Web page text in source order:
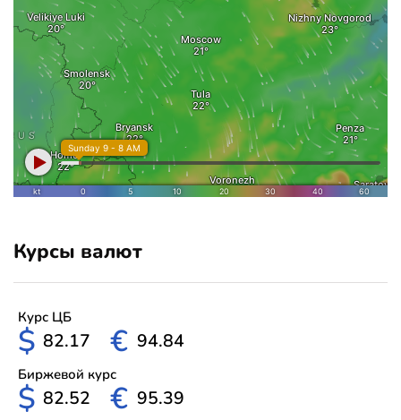
Курсы валют
Курс ЦБ
$ 82.17 € 94.84
Биржевой курс
$ 82.52 € 95.39